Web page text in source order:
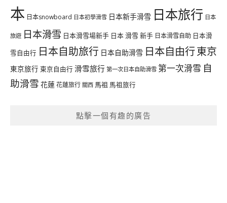
本 日本snowboard 日本初學滑雪 日本新手滑雪 日本旅行 日本
旅遊 日本滑雪 日本滑雪場新手 日本 滑雪 新手 日本滑雪自助 日本滑
雪自由行 日本自助旅行 日本自助滑雪 日本自由行東京
東京旅行 東京自由行 滑雪旅行 第一次日本自助滑雪 第一次滑雪 自
助滑雪 花蓮花蓮旅行 關西 馬祖 馬祖旅行
點擊一個有趣的廣告